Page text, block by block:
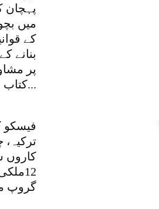
پہچان
میں
کے
بنانے
پر
کتاب...
فیسکو
ترکیہ،
گروپ